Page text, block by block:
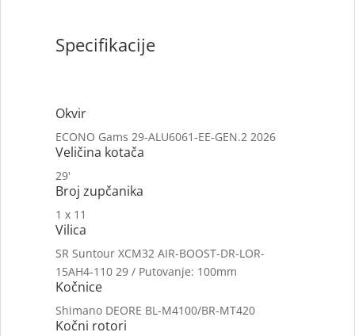
Specifikacije
Okvir
ECONO Gams 29-ALU6061-EE-GEN.2 2026
Veličina kotača
29'
Broj zupčanika
1 x 11
Vilica
SR Suntour XCM32 AIR-BOOST-DR-LOR-
15AH4-110 29 / Putovanje: 100mm
Kočnice
Shimano DEORE BL-M4100/BR-MT420
Kočni rotori